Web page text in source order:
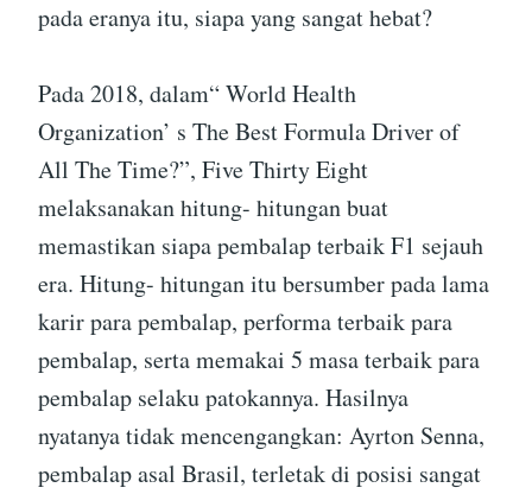
pada eranya itu, siapa yang sangat hebat?
Pada 2018, dalam“ World Health
Organization’ s The Best Formula Driver of
All The Time?”, Five Thirty Eight
melaksanakan hitung- hitungan buat
memastikan siapa pembalap terbaik F1 sejauh
era. Hitung- hitungan itu bersumber pada lama
karir para pembalap, performa terbaik para
pembalap, serta memakai 5 masa terbaik para
pembalap selaku patokannya. Hasilnya
nyatanya tidak mencengangkan: Ayrton Senna,
pembalap asal Brasil, terletak di posisi sangat